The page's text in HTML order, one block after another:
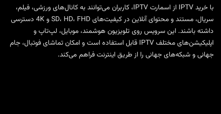
با خرید IPTV ازاسمارت IPTV
، کاربران می‌توانند به کانال‌های ورزشی، فیلم،
سریال، مستند و محتوای آنلاین در کیفیت‌های SD، HD، FHD و 4K دسترسی
داشته باشند. این سرویس روی تلویزیون هوشمند، موبایل، لپ‌تاپ و
اپلیکیشن‌های مختلف IPTV قابل استفاده است و امکان تماشای فوتبال، جام
جهانی و شبکه‌های جهانی را از طریق اینترنت فراهم می‌کند.